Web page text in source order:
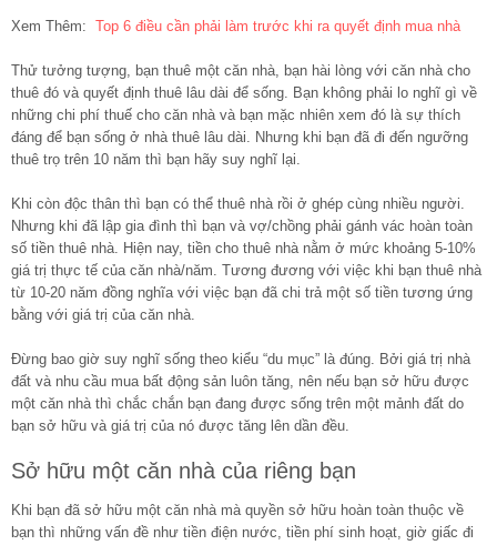
Xem Thêm: Top 6 điều cần phải làm trước khi ra quyết định mua nhà
Thử tưởng tượng, bạn thuê một căn nhà, bạn hài lòng với căn nhà cho
thuê đó và quyết định thuê lâu dài để sống. Bạn không phải lo nghĩ gì về
những chi phí thuế cho căn nhà và bạn mặc nhiên xem đó là sự thích
đáng để bạn sống ở nhà thuê lâu dài. Nhưng khi bạn đã đi đến ngưỡng
thuê trọ trên 10 năm thì bạn hãy suy nghĩ lại.
Khi còn độc thân thì bạn có thể thuê nhà rồi ở ghép cùng nhiều người.
Nhưng khi đã lập gia đình thì bạn và vợ/chồng phải gánh vác hoàn toàn
số tiền thuê nhà. Hiện nay, tiền cho thuê nhà nằm ở mức khoảng 5-10%
giá trị thực tế của căn nhà/năm. Tương đương với việc khi bạn thuê nhà
từ 10-20 năm đồng nghĩa với việc bạn đã chi trả một số tiền tương ứng
bằng với giá trị của căn nhà.
Đừng bao giờ suy nghĩ sống theo kiểu “du mục” là đúng. Bởi giá trị nhà
đất và nhu cầu mua bất động sản luôn tăng, nên nếu bạn sở hữu được
một căn nhà thì chắc chắn bạn đang được sống trên một mảnh đất do
bạn sở hữu và giá trị của nó được tăng lên dần đều.
Sở hữu một căn nhà của riêng bạn
Khi bạn đã sở hữu một căn nhà mà quyền sở hữu hoàn toàn thuộc về
bạn thì những vấn đề như tiền điện nước, tiền phí sinh hoạt, giờ giấc đi